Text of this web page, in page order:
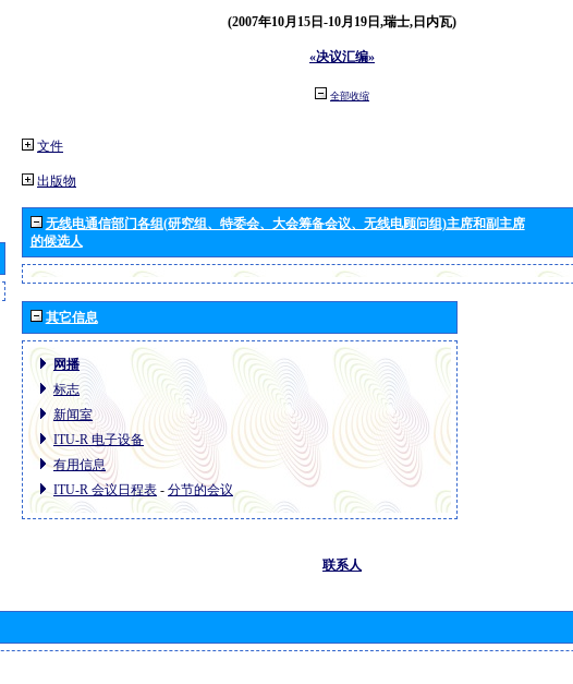
(2007年10月15日-10月19日,瑞士,日内瓦)
«决议汇编»
全部收缩
文件
出版物
无线电通信部门各组(研究组、特委会、大会筹备会议、无线电顾问组)主席和副主席
的候选人
其它信息
网播
标志
新闻室
ITU-R 电子设备
有用信息
ITU-R 会议日程表 - 分节的会议
联系人